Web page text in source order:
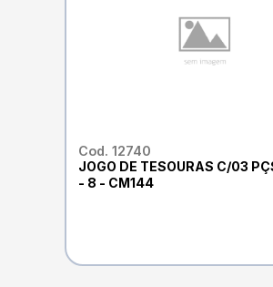
Cod. 12740
JOGO DE TESOURAS C/03
- 8 - CM144